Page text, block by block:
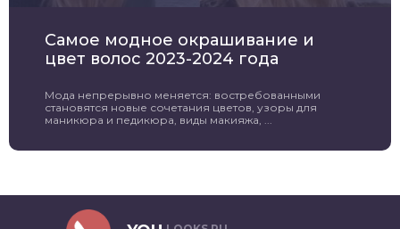
Самое модное окрашивание и
цвет волос 2023-2024 года
Мода непрерывно меняется: востребованными
становятся новые сочетания цветов, узоры для
маникюра и педикюра, виды макияжа, ...